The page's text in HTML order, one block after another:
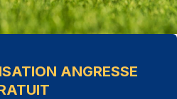
ANGRESSE